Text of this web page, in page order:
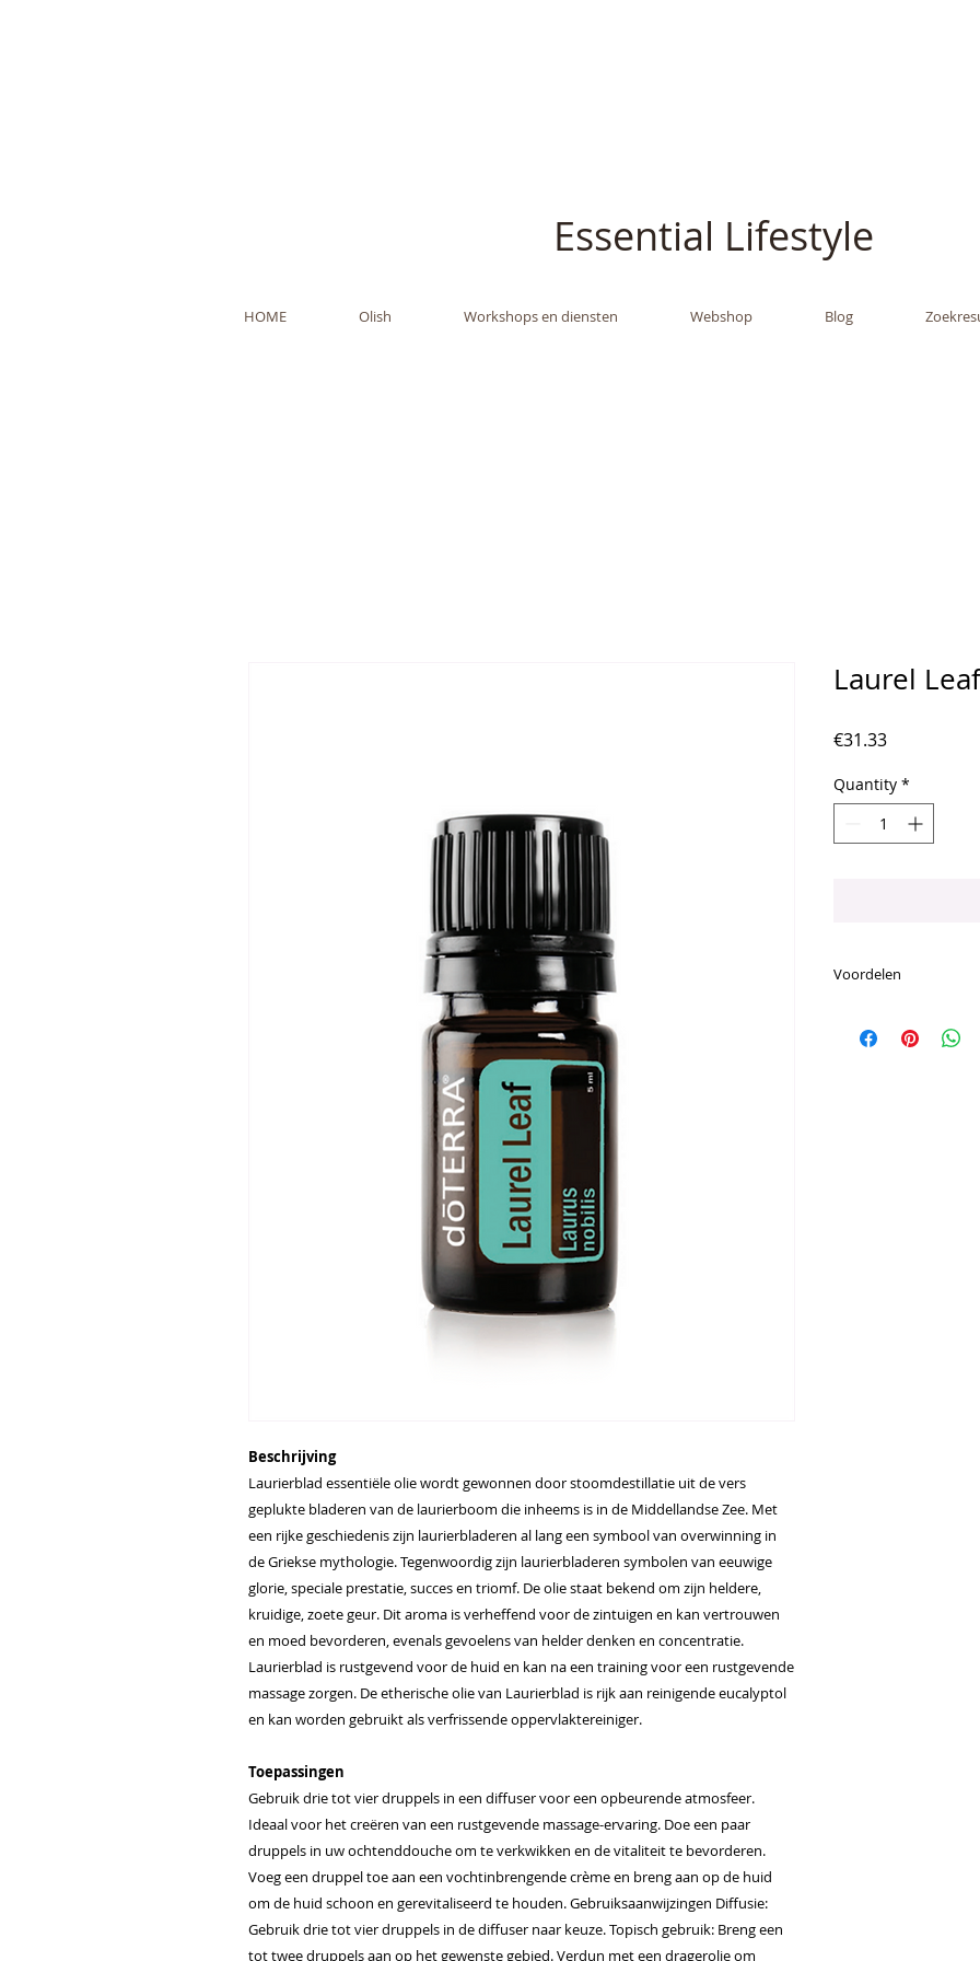
Essential Lifestyle
HOME Olish Workshops en diensten Webshop Blog
Beschrijving
Laurierblad essentiële olie wordt gewonnen door stoomdestillatie uit de vers
geplukte bladeren van de laurierboom die inheems is in de Middellandse Zee. Met
een rijke geschiedenis zijn laurierbladeren al lang een symbool van overwinning in
de Griekse mythologie. Tegenwoordig zijn laurierbladeren symbolen van eeuwige
glorie, speciale prestatie, succes en triomf. De olie staat bekend om zijn heldere,
kruidige, zoete geur. Dit aroma is verheffend voor de zintuigen en kan vertrouwen
en moed bevorderen, evenals gevoelens van helder denken en concentratie.
Laurierblad is rustgevend voor de huid en kan na een training voor een rustgevende
massage zorgen. De etherische olie van Laurierblad is rijk aan reinigende eucalyptol
en kan worden gebruikt als verfrissende oppervlaktereiniger.
Toepassingen
Gebruik drie tot vier druppels in een diffuser voor een opbeurende atmosfeer.
Ideaal voor het creëren van een rustgevende massage-ervaring. Doe een paar
druppels in uw ochtenddouche om te verkwikken en de vitaliteit te bevorderen.
Voeg een druppel toe aan een vochtinbrengende crème en breng aan op de huid
om de huid schoon en gerevitaliseerd te houden. Gebruiksaanwijzingen Diffusie:
Gebruik drie tot vier druppels in de diffuser naar keuze. Topisch gebruik: Breng een
tot twee druppels aan op het gewenste gebied. Verdun met een dragerolie om
Laurel Leaf
€31.33Price
Quantity *
Voordelen
Verzachtend voor